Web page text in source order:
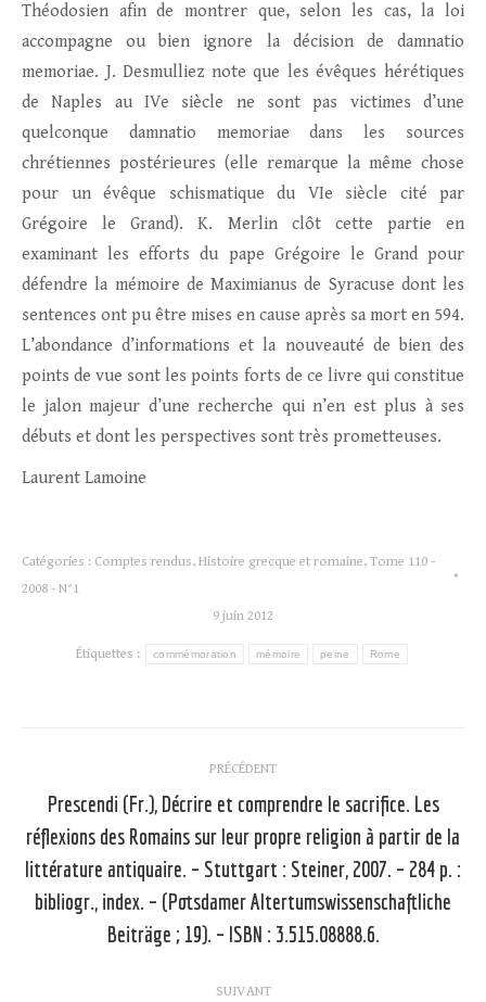
Théodosien afin de montrer que, selon les cas, la loi
accompagne ou bien ignore la décision de damnatio
memoriae. J. Desmulliez note que les évêques hérétiques
de Naples au IVe siècle ne sont pas victimes d’une
quelconque damnatio memoriae dans les sources
chrétiennes postérieures (elle remarque la même chose
pour un évêque schismatique du VIe siècle cité par
Grégoire le Grand). K. Merlin clôt cette partie en
examinant les efforts du pape Grégoire le Grand pour
défendre la mémoire de Maximianus de Syracuse dont les
sentences ont pu être mises en cause après sa mort en 594.
L’abondance d’informations et la nouveauté de bien des
points de vue sont les points forts de ce livre qui constitue
le jalon majeur d’une recherche qui n’en est plus à ses
débuts et dont les perspectives sont très prometteuses.
Laurent Lamoine
Catégories : Comptes rendus, Histoire grecque et romaine, Tome 110 -
2008 - N°1
9 juin 2012
Étiquettes : commémoration mémoire peine Rome
article
PRÉCÉDENT
Article
précédent
:
Prescendi (Fr.), Décrire et comprendre le sacrifice. Les
réflexions des Romains sur leur propre religion à partir de la
littérature antiquaire. – Stuttgart : Steiner, 2007. – 284 p. :
bibliogr., index. – (Potsdamer Altertumswissenschaftliche
Beiträge ; 19). – ISBN : 3.515.08888.6.
SUIVANT